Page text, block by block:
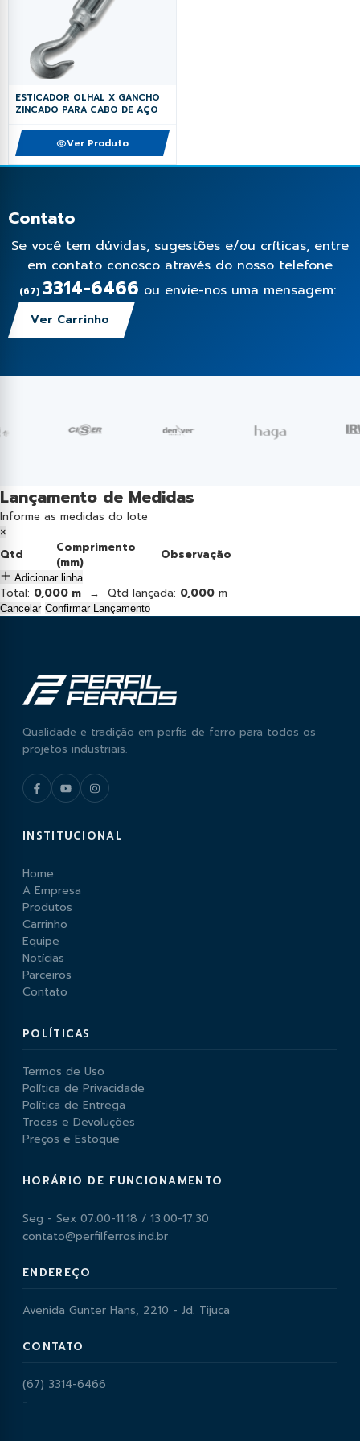
ESTICADOR OLHAL X GANCHO
ZINCADO PARA CABO DE AÇO
Ver Produto
Contato
Se você tem dúvidas, sugestões e/ou críticas, entre
em contato conosco através do nosso telefone
(67) 3314-6466 ou envie-nos uma mensagem:
Ver Carrinho
Lançamento de Medidas
Informe as medidas do lote
×
Qtd
Comprimento
(mm)
Observação
Adicionar linha
Total: 0,000 m → Qtd lançada: 0,000 m
Cancelar Confirmar Lançamento
Qualidade e tradição em perfis de ferro para todos os
projetos industriais.
INSTITUCIONAL
Home
A Empresa
Produtos
Carrinho
Equipe
Notícias
Parceiros
Contato
POLÍTICAS
Termos de Uso
Política de Privacidade
Política de Entrega
Trocas e Devoluções
Preços e Estoque
HORÁRIO DE FUNCIONAMENTO
Seg - Sex 07:00-11:18 / 13:00-17:30
contato@perfilferros.ind.br
ENDEREÇO
Avenida Gunter Hans, 2210 - Jd. Tijuca
CONTATO
(67) 3314-6466
-